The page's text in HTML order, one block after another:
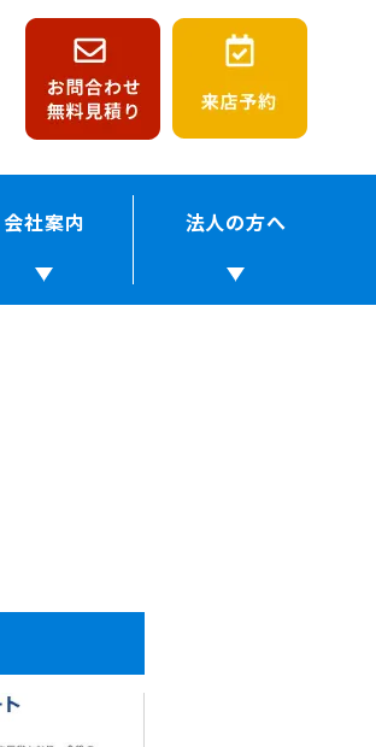
会社案内 法人の方へ